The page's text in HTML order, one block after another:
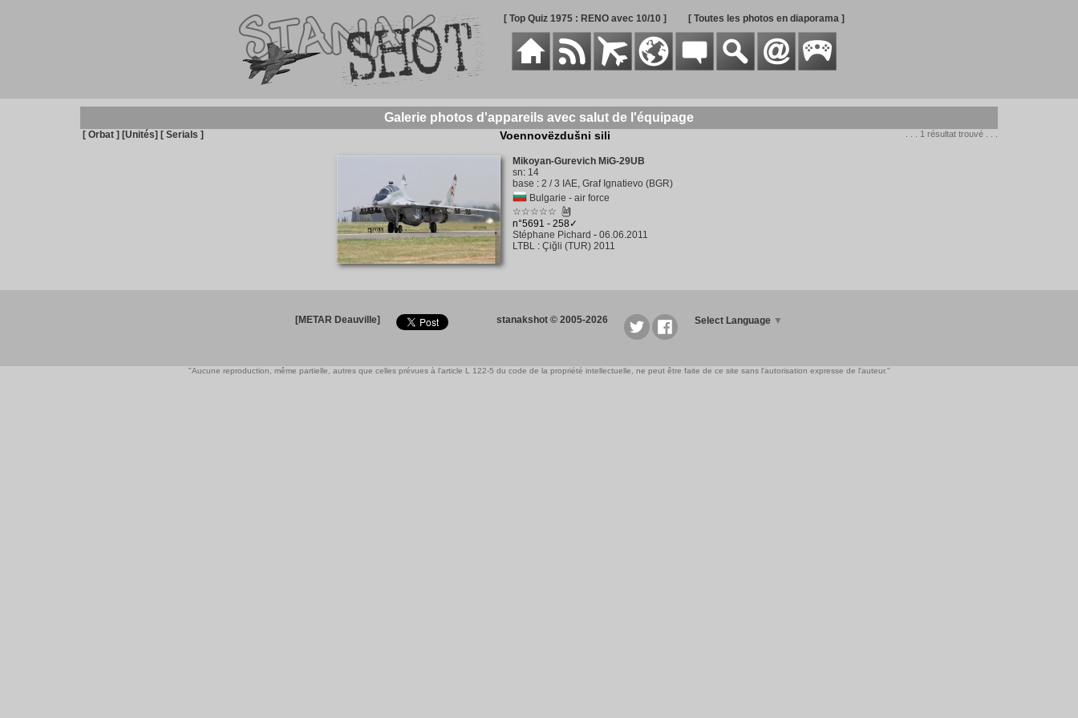
[ Top Quiz 1975 : RENO avec 10/10 ] [ Toutes les photos en diaporama ]
Galerie photos d'appareils avec salut de l'équipage
[ Orbat ] [Unités] [ Serials ] Voennovëzdušni sili . . . 1 résultat trouvé . . .
Mikoyan-Gurevich MiG-29UB
sn: 14
base : 2 / 3 IAE, Graf Ignatievo (BGR)
Bulgarie - air force
☆☆☆☆☆
n°5691 - 258✓
Stéphane Pichard - 06.06.2011
LTBL: Çiğli (TUR) 2011
[METAR Deauville] stanakshot © 2005-2026 Select Language ▼
"Aucune reproduction, même partielle, autres que celles prévues à l'article L 122-5 du code de la propriété intellectuelle, ne peut être faite de ce site sans l'autorisation expresse de l'auteur."